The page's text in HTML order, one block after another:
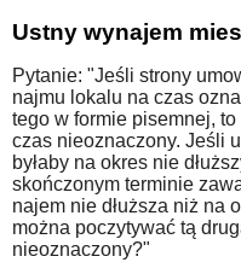
Ustny wynajem
Pytanie: "Jeśli strony
najmu lokalu na czas
tego w formie pisemnej,
czas nieoznaczony. Jeśli
byłaby na okres nie
skończonym terminie
najem nie dłuższa niż na
można poczytywać tą
nieoznaczony?"